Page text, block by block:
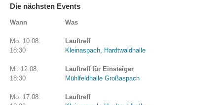
Die nächsten Events
Wann Was
Mo. 10.08.
18:30
Lauftreff
Kleinaspach, Hardtwaldhalle
Mi. 12.08.
18:30
Lauftreff für Einsteiger
Mühlfeldhalle Großaspach
Mo. 17.08.
Lauftreff